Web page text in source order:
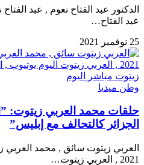
الدكتور عبد الفتاح نعوم , عبد
عبد الفتاح…
25 نوفمبر 2021
وطن ميديا
حلقات محمد العربي زيتوت:
الجزائر كالتحالف مع إبليس”
العربي زيتوت سائق , محمد العربي
2021 , العربي زيتوت…